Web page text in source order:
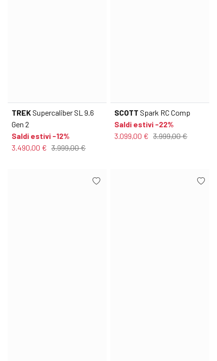
TREKSupercaliber SL 9.6
Gen 2
Saldi estivi -12%
3.490,00 € 3.999,00 €
SCOTT Spark RC Comp
Saldi estivi -22%
3.099,00 € 3.999,00 €